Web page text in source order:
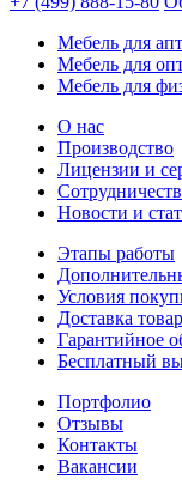
Мебель для
Мебель для
Мебель для
О нас
Производство
Лицензии и
Новости и
Этапы работы
Условия
Доставка
Гарантийное
Бесплатный
Портфолио
Отзывы
Контакты
Вакансии